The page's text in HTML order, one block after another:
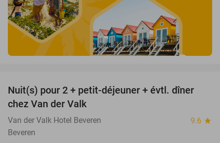
51%
Nuit(s) pour 2 + petit-déjeuner + évtl. dîner
chez Van der Valk
Van der Valk Hotel Beveren 9.6 star
Beveren